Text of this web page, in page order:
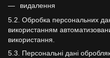
видалення
5.2. Обробка персональних
використанням
використання.
5.3. Персональні дані